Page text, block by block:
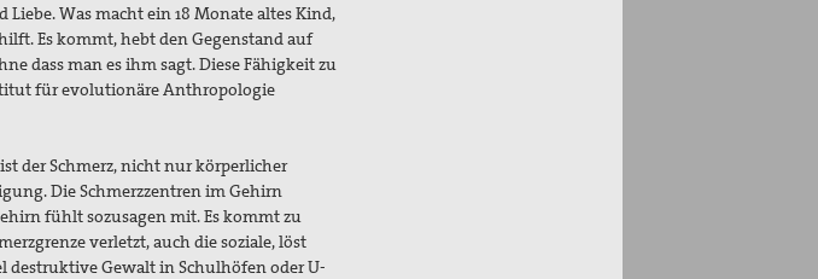
Was macht ein 18 Monate altes Kind,
Es kommt, hebt den Gegenstand auf
dass man es ihm sagt. Diese Fähigkeit zu
für evolutionäre Anthropologie
der Schmerz, nicht nur körperlicher
Die Schmerzzentren im Gehirn
fühlt sozusagen mit. Es kommt zu
verletzt, auch die soziale, löst
destruktive Gewalt in Schulhöfen oder U-